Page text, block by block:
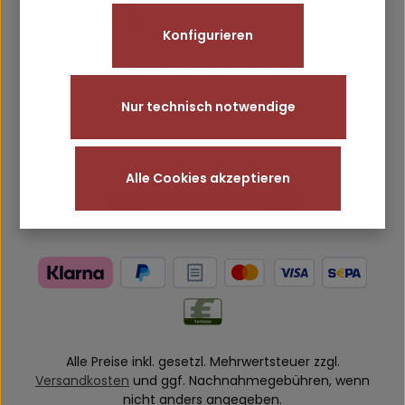
Alle Preise inkl. gesetzl. Mehrwertsteuer zzgl.
Versandkosten und ggf. Nachnahmegebühren, wenn
nicht anders angegeben.
Nur technisch notwendige
Konfigurieren
Alle Cookies akzeptieren